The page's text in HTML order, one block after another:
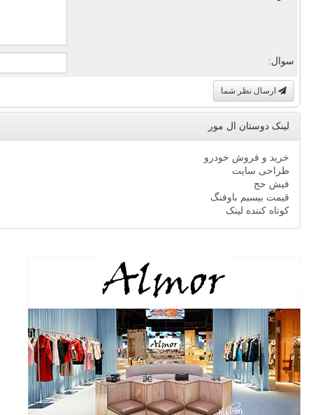
سوال:
ارسال نظر شما
لینک دوستان ال مور
خرید و فروش خودرو
طراحی سایت
فیش حج
قیمت بیسیم باوفنگ
کوتاه کننده لینک